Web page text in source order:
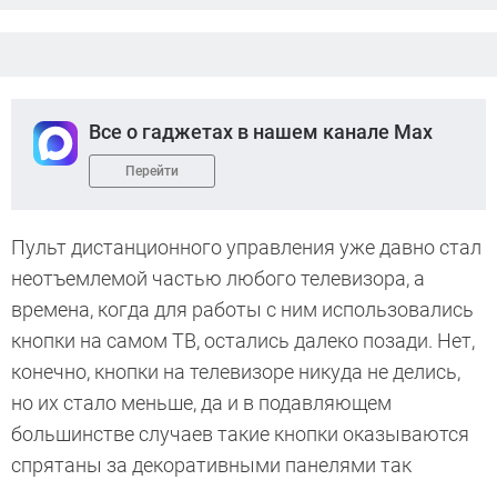
Все о гаджетах в нашем канале Max
Перейти
Пульт дистанционного управления уже давно стал
неотъемлемой частью любого телевизора, а
времена, когда для работы с ним использовались
кнопки на самом ТВ, остались далеко позади. Нет,
конечно, кнопки на телевизоре никуда не делись,
но их стало меньше, да и в подавляющем
большинстве случаев такие кнопки оказываются
спрятаны за декоративными панелями так